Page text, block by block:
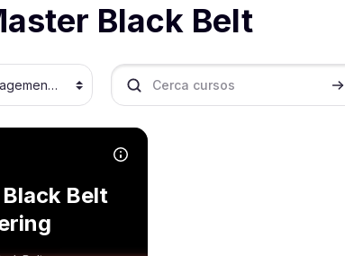
Black Belt
Cerca cursos
voor het
Belt). Als je dit
Black Belt certificering
curs Belt